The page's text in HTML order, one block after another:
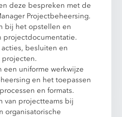
deze bespreken met de
Projectbeheersing.
bij het opstellen en
projectdocumentatie.
besluiten en
projecten.
een uniforme werkwijze
en het toepassen
en formats.
van projectteams bij
organisatorische